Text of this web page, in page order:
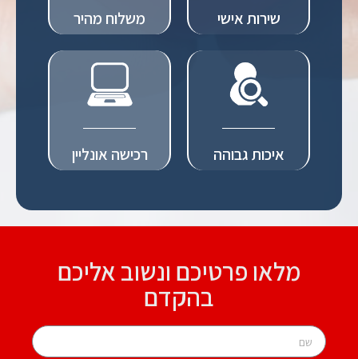
שירות אישי משלוח מהיר
איכות גבוהה רכישה אונליין
מלאו פרטיכם ונשוב אליכם
בהקדם